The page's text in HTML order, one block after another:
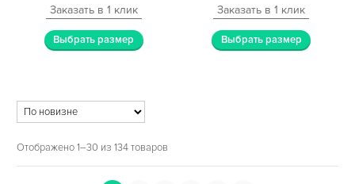
Заказать в 1 клик
Выбрать размер
Заказать в 1 клик
Выбрать размер
Отображено 1–30 из 134 товаров